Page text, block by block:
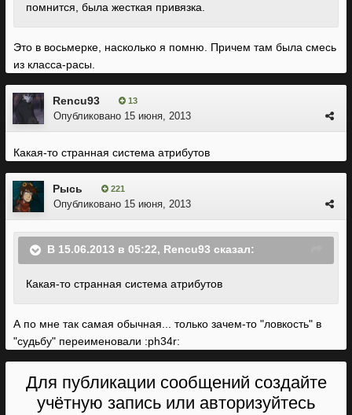
помнится, была жесткая привязка.
Это в восьмерке, насколько я помню. Причем там была смесь
из класса-расы.
Rencu93 13
Опубликовано 15 июня, 2013
Какая-то странная система атрибутов
Рысь 221
Опубликовано 15 июня, 2013
В 15.06.2013 в 05:22, Rencu93 сказал:
Какая-то странная система атрибутов
А по мне так самая обычная... только зачем-то "ловкость" в
"судьбу" переименовали :ph34r:
Для публикации сообщений создайте
учётную запись или авторизуйтесь